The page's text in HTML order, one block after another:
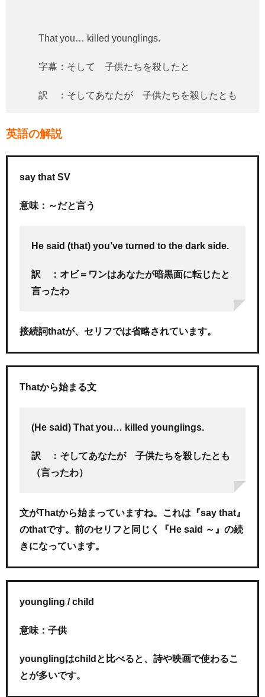
That you… killed younglings.
字幕：そして 子供たちを殺したと
訳 ：そしてあなたが 子供たちを殺したとも
英語の解説
say that SV
意味：～だと言う
He said (that) you’ve turned to the dark side.
訳 ：オビ＝ワンはあなたが暗黒面に転じたと
言ったわ
接続詞thatが、セリフでは省略されています。
Thatから始まる文
(He said) That you… killed younglings.
訳 ：そしてあなたが 子供たちを殺したとも
（言ったわ）
文がThatから始まっていますね。これは『say that』
のthatです。前のセリフと同じく『He said ～』の続
きになっています。
youngling / child
意味：子供
younglingはchildと比べると、詩や映画で使わるこ
とが多いです。